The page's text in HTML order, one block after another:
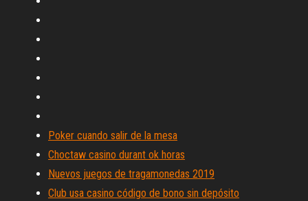
Poker cuando salir de la mesa
Choctaw casino durant ok horas
Nuevos juegos de tragamonedas 2019
Club usa casino código de bono sin depósito